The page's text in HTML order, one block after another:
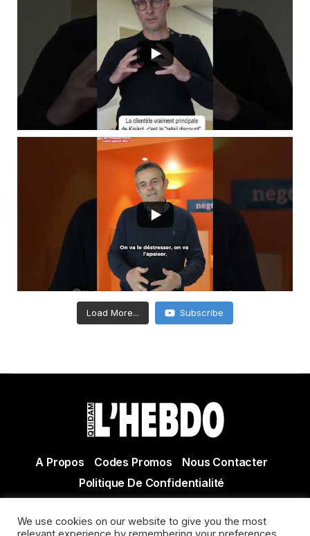
Load More... Subscribe
A Propos Codes Promos
Nous Contacter
Politique De Confidentialité
Actualité Agen - Actualité en lot et Garonne - Actualité
We use cookies on our website to give you the most